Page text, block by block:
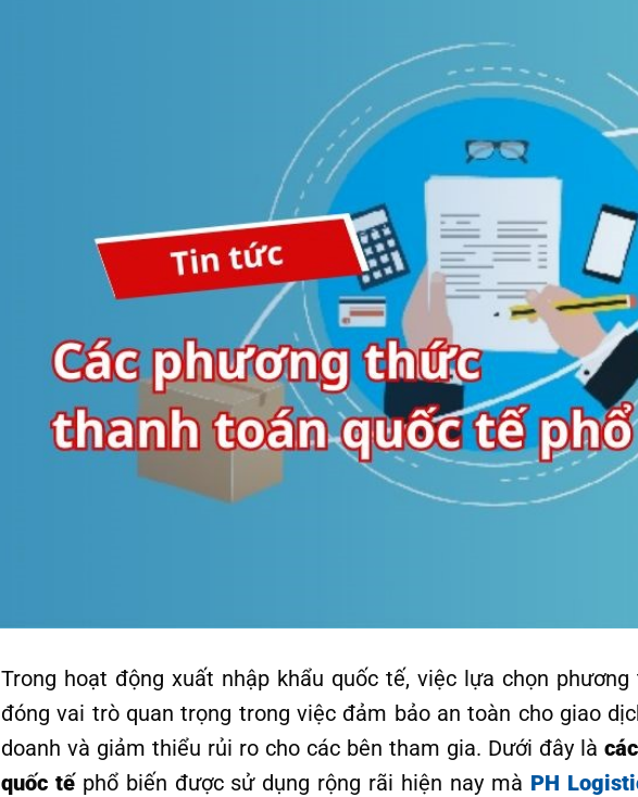
Trong hoạt động xuất nhập khẩu quốc tế, việc lựa chọn
đóng vai trò quan trọng trong việc đảm bảo an toàn cho giao
doanh và giảm thiểu rủi ro cho các bên tham gia. Dưới đây là
quốc tếphổ biến được sử dụng rộng rãi hiện nay mà PH